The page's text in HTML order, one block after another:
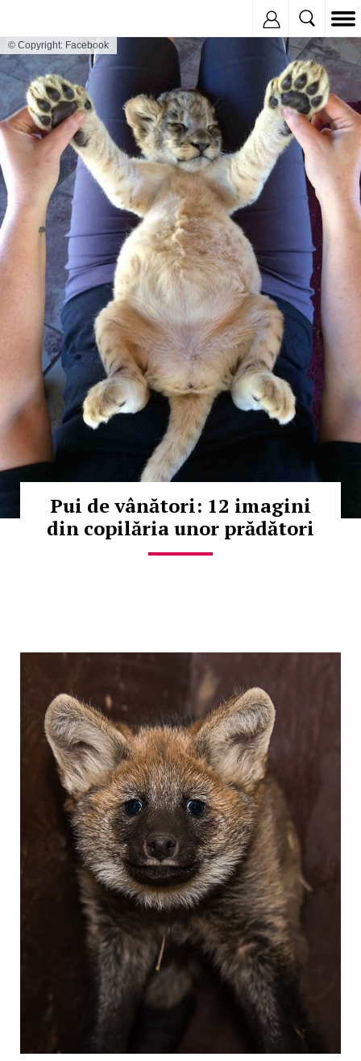
© Copyright: Facebook
Pui de vânători: 12 imagini
din copilăria unor prădători